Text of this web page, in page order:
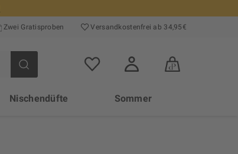
Zwei Gratisproben Versand­kosten­frei ab 34,95€
Nischendüfte Sommer